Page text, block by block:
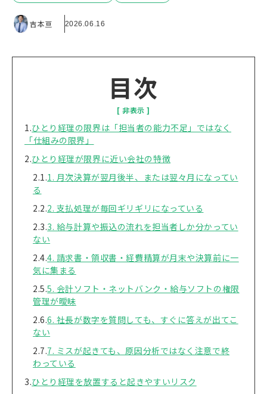
吉本亘 2026.06.16
目次
ひとり経理の限界は「担当者の能力不足」ではなく
「仕組みの限界」
ひとり経理が限界に近い会社の特徴
1. 月次決算が翌月後半、または翌々月になってい
る
2. 支払処理が毎回ギリギリになっている
3. 給与計算や振込の流れを担当者しか分かってい
ない
4. 請求書・領収書・経費精算が月末や決算前に一
気に集まる
5. 会計ソフト・ネットバンク・給与ソフトの権限
管理が曖昧
6. 社長が数字を質問しても、すぐに答えが出てこ
ない
7. ミスが起きても、原因分析ではなく注意で終
わっている
ひとり経理を放置すると起きやすいリスク